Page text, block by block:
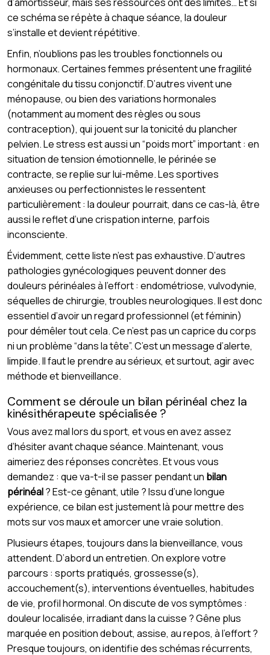
ce schéma se répète à chaque séance, la douleur
s’installe et devient répétitive.
Enfin, n’oublions pas les troubles fonctionnels ou
hormonaux. Certaines femmes présentent une fragilité
congénitale du tissu conjonctif. D’autres vivent une
ménopause, ou bien des variations hormonales
(notamment au moment des règles ou sous
contraception), qui jouent sur la tonicité du plancher
pelvien. Le stress est aussi un “poids mort” important : en
situation de tension émotionnelle, le périnée se
contracte, se replie sur lui-même. Les sportives
anxieuses ou perfectionnistes le ressentent
particulièrement : la douleur pourrait, dans ce cas-là, être
aussi le reflet d’une crispation interne, parfois
inconsciente.
Évidemment, cette liste n’est pas exhaustive. D’autres
pathologies gynécologiques peuvent donner des
douleurs périnéales à l’effort : endométriose, vulvodynie,
séquelles de chirurgie, troubles neurologiques. Il est donc
essentiel d’avoir un regard professionnel (et féminin)
pour démêler tout cela. Ce n’est pas un caprice du corps
ni un problème “dans la tête”. C’est un message d’alerte,
limpide. Il faut le prendre au sérieux, et surtout, agir avec
méthode et bienveillance.
Comment se déroule un bilan périnéal chez la
kinésithérapeute spécialisée ?
Vous avez mal lors du sport, et vous en avez assez
d’hésiter avant chaque séance. Maintenant, vous
aimeriez des réponses concrètes. Et vous vous
demandez : que va-t-il se passer pendant un bilan
périnéal? Est-ce gênant, utile ? Issu d’une longue
expérience, ce bilan est justement là pour mettre des
mots sur vos maux et amorcer une vraie solution.
Plusieurs étapes, toujours dans la bienveillance, vous
attendent. D’abord un entretien. On explore votre
parcours : sports pratiqués, grossesse(s),
accouchement(s), interventions éventuelles, habitudes
de vie, profil hormonal. On discute de vos symptômes :
douleur localisée, irradiant dans la cuisse ? Gêne plus
marquée en position debout, assise, au repos, à l’effort ?
Presque toujours, on identifie des schémas récurrents,